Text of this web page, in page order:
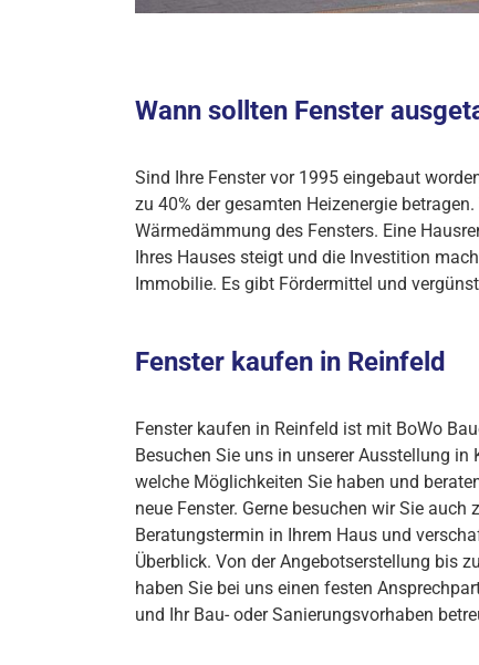
Wann sollten Fenster
Sind Ihre Fenster vor 1995 eingebaut
zu 40% der gesamten Heizenergie
Wärmedämmung des Fensters. Eine
Ihres Hauses steigt und die Investition
Immobilie. Es gibt Fördermittel und
Fenster kaufen in Reinfeld
Fenster kaufen in Reinfeld ist mit BoWo
Besuchen Sie uns in unserer Ausstellung
welche Möglichkeiten Sie haben und
neue Fenster. Gerne besuchen wir Sie
Beratungstermin in Ihrem Haus und
Überblick. Von der Angebotserstellung bis
haben Sie bei uns einen festen
und Ihr Bau- oder Sanierungsvorhaben